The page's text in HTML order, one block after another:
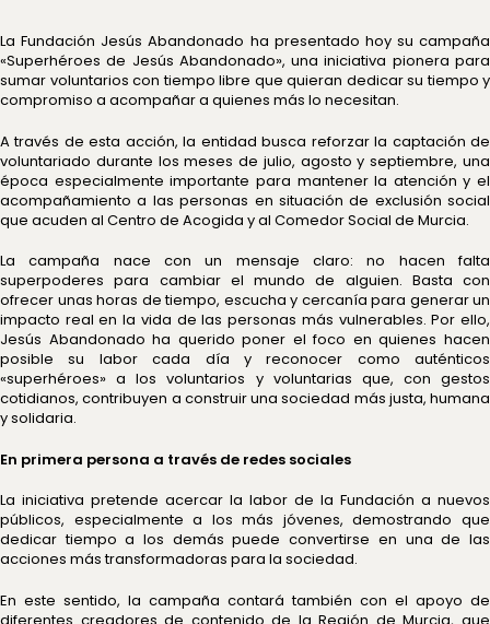
La Fundación Jesús Abandonado ha presentado hoy su campaña
«Superhéroes de Jesús Abandonado», una iniciativa pionera para
sumar voluntarios con tiempo libre que quieran dedicar su tiempo y
compromiso a acompañar a quienes más lo necesitan.
A través de esta acción, la entidad busca reforzar la captación de
voluntariado durante los meses de julio, agosto y septiembre, una
época especialmente importante para mantener la atención y el
acompañamiento a las personas en situación de exclusión social
que acuden al Centro de Acogida y al Comedor Social de Murcia.
La campaña nace con un mensaje claro: no hacen falta
superpoderes para cambiar el mundo de alguien. Basta con
ofrecer unas horas de tiempo, escucha y cercanía para generar un
impacto real en la vida de las personas más vulnerables. Por ello,
Jesús Abandonado ha querido poner el foco en quienes hacen
posible su labor cada día y reconocer como auténticos
«superhéroes» a los voluntarios y voluntarias que, con gestos
cotidianos, contribuyen a construir una sociedad más justa, humana
y solidaria.
En primera persona a través de redes sociales
La iniciativa pretende acercar la labor de la Fundación a nuevos
públicos, especialmente a los más jóvenes, demostrando que
dedicar tiempo a los demás puede convertirse en una de las
acciones más transformadoras para la sociedad.
En este sentido, la campaña contará también con el apoyo de
diferentes creadores de contenido de la Región de Murcia, que